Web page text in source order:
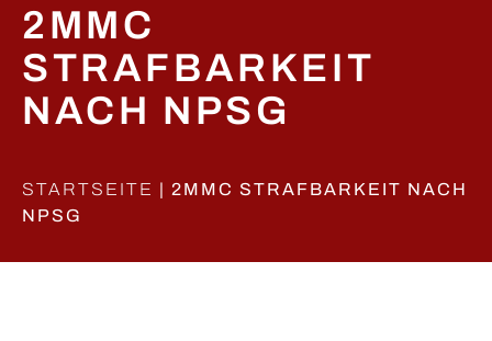
​2MMC
STRAFBARKEIT
NACH NPSG
STARTSEITE | ​2MMC STRAFBARKEIT NACH
NPSG